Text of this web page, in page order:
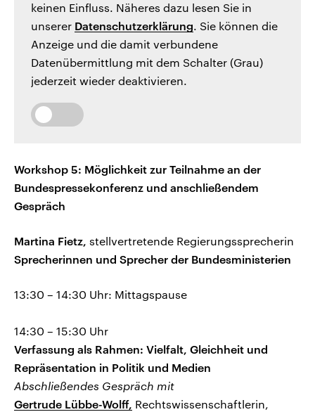
keinen Einfluss. Näheres dazu lesen Sie in
unserer Datenschutzerklärung. Sie können die
Anzeige und die damit verbundene
Datenübermittlung mit dem Schalter (Grau)
jederzeit wieder deaktivieren.
Workshop 5: Möglichkeit zur Teilnahme an der
Bundespressekonferenz und anschließendem
Gespräch
Martina Fietz, stellvertretende Regierungssprecherin
Sprecherinnen und Sprecher der Bundesministerien
13:30 – 14:30 Uhr: Mittagspause
14:30 – 15:30 Uhr
Verfassung als Rahmen: Vielfalt, Gleichheit und
Repräsentation in Politik und Medien
Abschließendes Gespräch mit
Gertrude Lübbe-Wolff, Rechtswissenschaftlerin,